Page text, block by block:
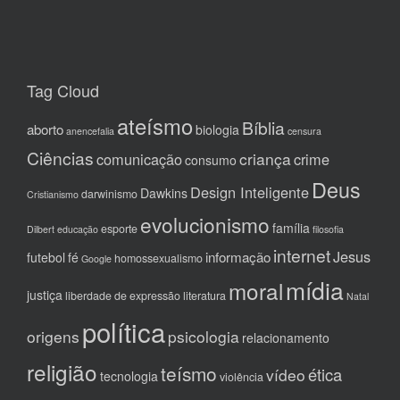
Tag Cloud
aborto anencefalia ateísmo biologia Bíblia censura
Ciênciascomunicaçãoconsumo criançacrime
Cristianismo darwinismo Dawkins Design Inteligente Deus
Dilbert educação esporte evolucionismo família filosofia
futebol fé Google homossexualismo informaçãointernetJesus
justiça liberdade de expressão literatura moralmídia Natal
origens políticapsicologia relacionamento
religião tecnologia teísmo violênciavídeoética